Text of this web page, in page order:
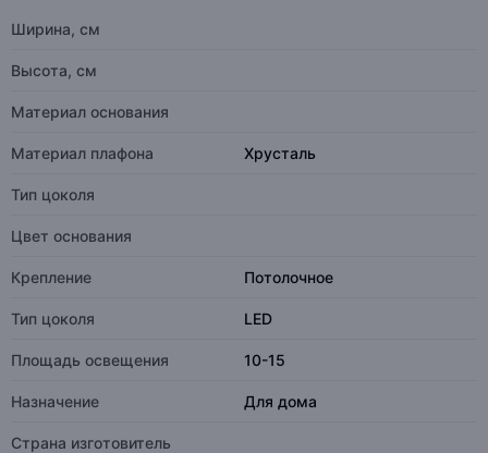
Ширина, см
Высота, см
Материал основания
Материал плафона Хрусталь
Тип цоколя
Цвет основания
Крепление Потолочное
Тип цоколя LED
Площадь освещения 10-15
Назначение Для дома
Страна изготовитель